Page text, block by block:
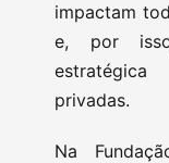
impactam
e, por
privadas.
Na